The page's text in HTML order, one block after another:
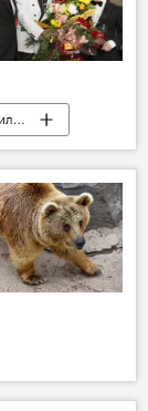
Популярный российский юморист и шоумен Михаил Галустян